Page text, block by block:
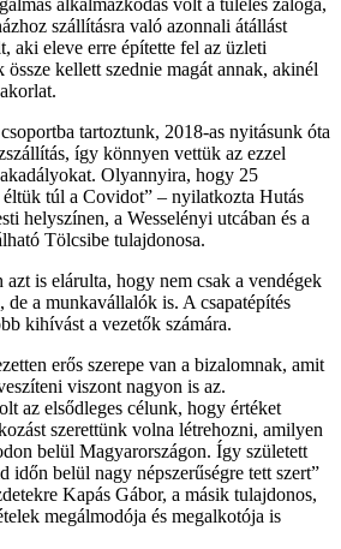
alkalmazkodás volt a túlélés záloga,
szállításra való azonnali átállást
aki eleve erre építette fel az üzleti
össze kellett szednie magát annak, akinél
tartoztunk, 2018-as nyitásunk óta
így könnyen vettük az ezzel
Olyannyira, hogy 25
éltük túl a Covidot
– nyilatkozta Hutás
helyszínen, a Wesselényi utcában és a
Tölcsibe tulajdonosa.
is elárulta, hogy nem csak a vendégek
de a munkavállalók is. A csapatépítés
kihívást a vezetők számára.
erős szerepe van a bizalomnak, amit
viszont nagyon is az.
az elsődleges célunk, hogy értéket
szerettünk volna létrehozni, amilyen
belül Magyarországon. Így született
időn belül nagy népszerűségre tett szert
Kapás Gábor, a másik tulajdonos,
megálmodója és megalkotója is